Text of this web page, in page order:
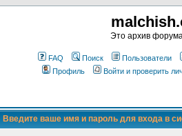
Это архив
FAQ Поиск Пользователи
Профиль
Войти и проверить
Введите ваше имя и пароль для входа в